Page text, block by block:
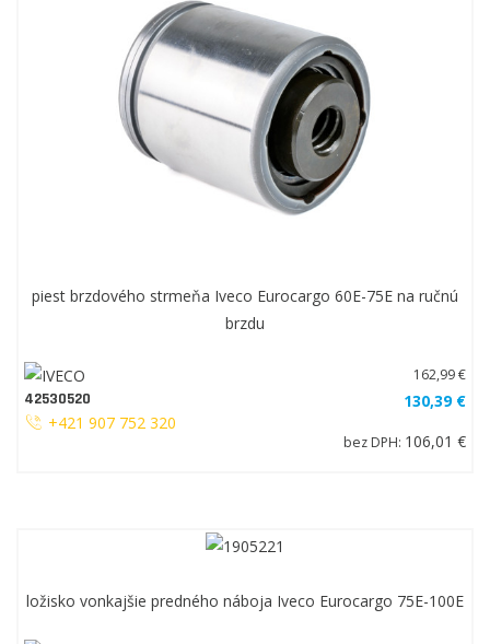
piest brzdového strmeňa Iveco Eurocargo 60E-75E na ručnú
brzdu
42530520
+421 907 752 320
162,99 €
130,39 €
bez DPH: 106,01 €
ložisko vonkajšie predného náboja Iveco Eurocargo 75E-100E